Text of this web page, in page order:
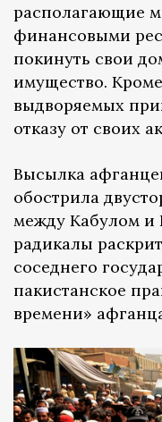
располагающие
финансовыми
покинуть свои
имущество.
выдворяемых
отказу от своих
Высылка
обострила
между Кабулом и
радикалы
соседнего
пакистанское
времени»